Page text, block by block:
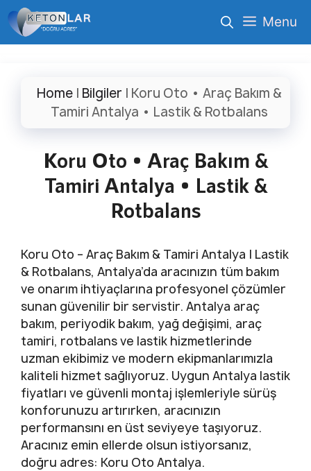
İçeriğe
atla
Menu
Home| Bilgiler | Koru Oto • Araç Bakım &
Tamiri Antalya • Lastik & Rotbalans
Koru Oto • Araç Bakım &
Tamiri Antalya • Lastik &
Rotbalans
Koru Oto – Araç Bakım & Tamiri Antalya | Lastik
& Rotbalans, Antalya’da aracınızın tüm bakım
ve onarım ihtiyaçlarına profesyonel çözümler
sunan güvenilir bir servistir. Antalya araç
bakım, periyodik bakım, yağ değişimi, araç
tamiri, rotbalans ve lastik hizmetlerinde
uzman ekibimiz ve modern ekipmanlarımızla
kaliteli hizmet sağlıyoruz. Uygun Antalya lastik
fiyatları ve güvenli montaj işlemleriyle sürüş
konforunuzu artırırken, aracınızın
performansını en üst seviyeye taşıyoruz.
Aracınız emin ellerde olsun istiyorsanız,
doğru adres: Koru Oto Antalya.